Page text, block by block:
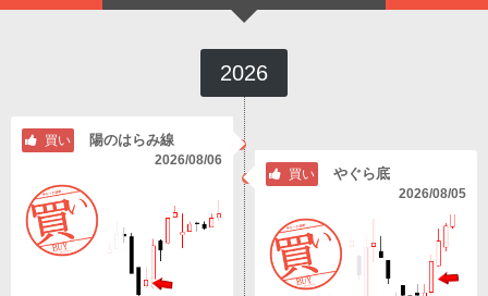
2026
買い 陽のはらみ線
2026/08/06
買い やぐら底
2026/08/05